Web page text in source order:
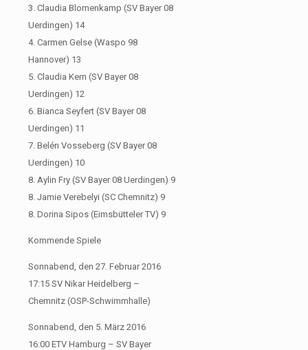
3. Claudia Blomenkamp (SV Bayer 08
Uerdingen) 14
4. Carmen Gelse (Waspo 98
Hannover) 13
5. Claudia Kern (SV Bayer 08
Uerdingen) 12
6. Bianca Seyfert (SV Bayer 08
Uerdingen) 11
7. Belén Vosseberg (SV Bayer 08
Uerdingen) 10
8. Aylin Fry (SV Bayer 08 Uerdingen) 9
8. Jamie Verebelyi (SC Chemnitz) 9
8. Dorina Sipos (Eimsbütteler TV) 9
Kommende Spiele
Sonnabend, den 27. Februar 2016
17:15 SV Nikar Heidelberg –
Chemnitz (OSP-Schwimmhalle)
Sonnabend, den 5. März 2016
16:00 ETV Hamburg – SV Bayer